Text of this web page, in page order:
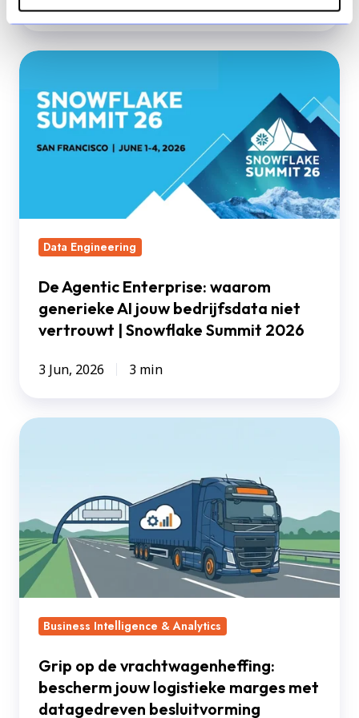
De
Enterprise:
waarom
generieke
bedrijfsdata
niet
Snowflake
Summit
Data Engineering
De Agentic Enterprise: waarom
generieke AI jouw bedrijfsdata niet
vertrouwt | Snowflake Summit 2026
3 Jun, 2026 3 min
Grip
vrachtwagenheffing:
bescherm
jouw
logistieke
marges
datagedreven
Business Intelligence & Analytics
Grip op de vrachtwagenheffing:
bescherm jouw logistieke marges met
datagedreven besluitvorming